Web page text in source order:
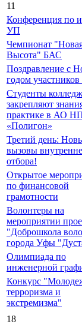
11
Конференция по
УП
Чемпионат
Высота" БАС
Поздравление с
годом
Студенты
закрепляют
практике в АО
«Полигон»
Третий день:
вызовы
отбора!
Открытое
по финансовой
грамотности
Волонтеры на
мероприятии
"Доброшкола
города Уфы
Олимпиада по
инженерной
Конкурс
терроризма и
экстремизма"
18